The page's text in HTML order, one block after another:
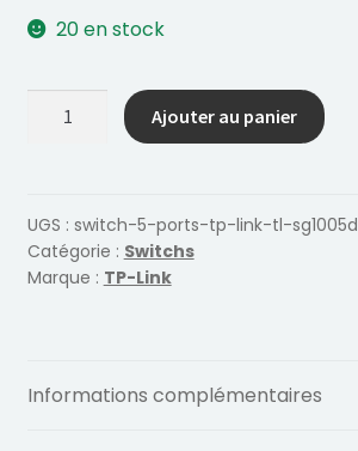
20 en stock
quantité
ports
TP-
Link
Ajouter au panier
UGS : switch-5-ports-tp-link-tl-sg1005d
Catégorie : Switchs
Marque : TP-Link
Informations complémentaires